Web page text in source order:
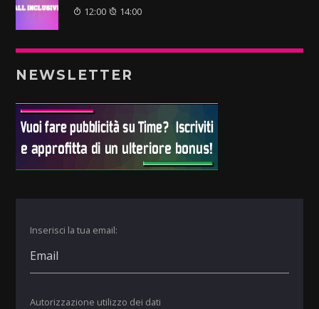
12:00 14:00
NEWSLETTER
Inserisci la tua email:
Autorizzazione utilizzo dei dati